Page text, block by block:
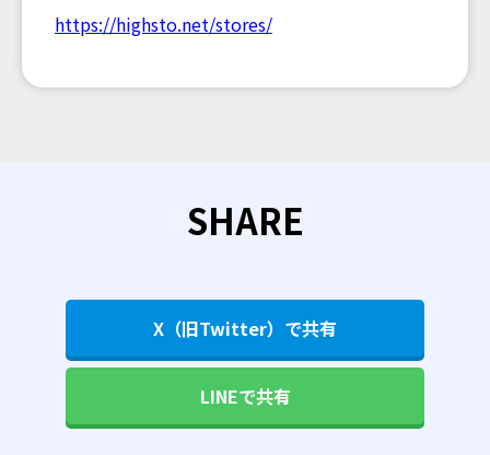
https://highsto.net/stores/
SHARE
X（旧Twitter）で共有
LINEで共有